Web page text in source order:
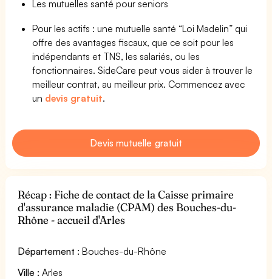
Les mutuelles santé pour seniors
Pour les actifs : une mutuelle santé “Loi Madelin” qui
offre des avantages fiscaux, que ce soit pour les
indépendants et TNS, les salariés, ou les
fonctionnaires. SideCare peut vous aider à trouver le
meilleur contrat, au meilleur prix. Commencez avec
un devis gratuit.
Devis mutuelle gratuit
Récap : Fiche de contact de la Caisse primaire
d'assurance maladie (CPAM) des Bouches-du-
Rhône - accueil d'Arles
Département : Bouches-du-Rhône
Ville : Arles